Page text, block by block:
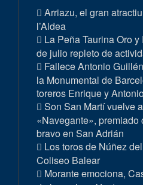
Arriazu, el gran
l’Aldea
La Peña Taurina Oro
de julio repleto de
Fallece Antonio
la Monumental de
toreros Enrique y
Son San Martí vuelve
«Navegante»,
bravo en San Adrián
Los toros de Núñez
Coliseo Balear
Morante emociona,